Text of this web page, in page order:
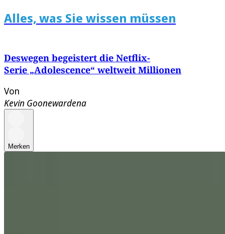
Alles, was Sie wissen müssen
Deswegen begeistert die Netflix-
Serie „Adolescence“ weltweit Millionen
Von
Kevin Goonewardena
Merken